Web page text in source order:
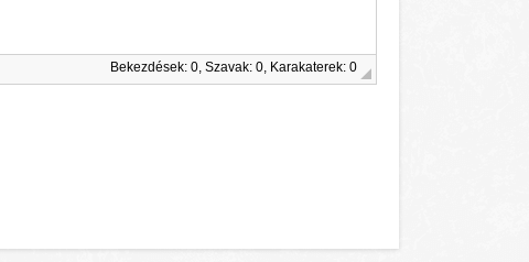
Bekezdések: 0, Szavak: 0, Karakaterek: 0